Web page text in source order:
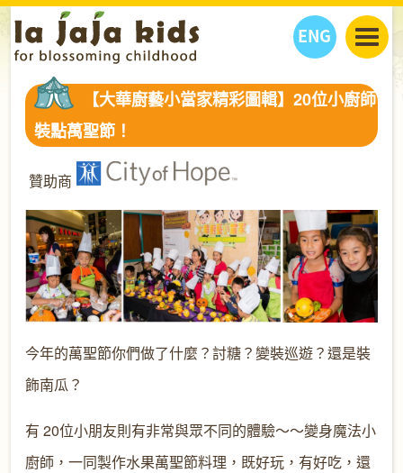
ENG
丫丫看天下
教學活動
丫丫活動
丫丫之選
健康生活館
關於我們
我們的故事
聯絡
丫丫夥伴 + 友情連接
購物
【大華廚藝小當家精彩圖輯】20位小廚師
裝點萬聖節！
贊助商
今年的萬聖節你們做了什麼？討糖？變裝巡遊？還是裝
飾南瓜？
有 20位小朋友則有非常與眾不同的體驗～～變身魔法小
廚師，一同製作水果萬聖節料理，既好玩，有好吃，還